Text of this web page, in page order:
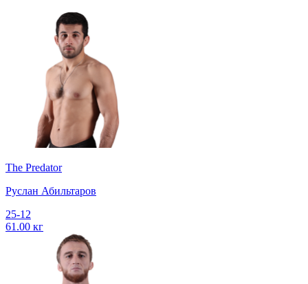
The Predator
Руслан Абильтаров
25-12
61.00 кг